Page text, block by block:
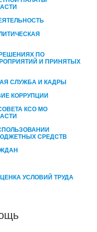
ПО
И ПРИНЯТЫХ
СЛУЖБА И КАДРЫ
КОРРУПЦИИ
КСО МО
СРЕДСТВ
УСЛОВИЙ ТРУДА